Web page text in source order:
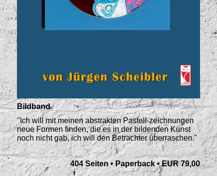
Bildband
"Ich will mit meinen abstrakten Pastell-zeichnungen
neue Formen finden, die es in der bildenden Kunst
noch nicht gab, ich will den Betrachter überraschen."
404 Seiten • Paperback • EUR 79,00